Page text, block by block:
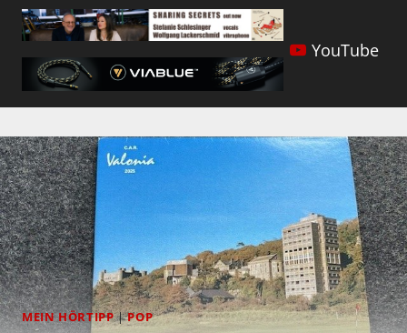
YouTube
MEIN HÖRTIPP|POP